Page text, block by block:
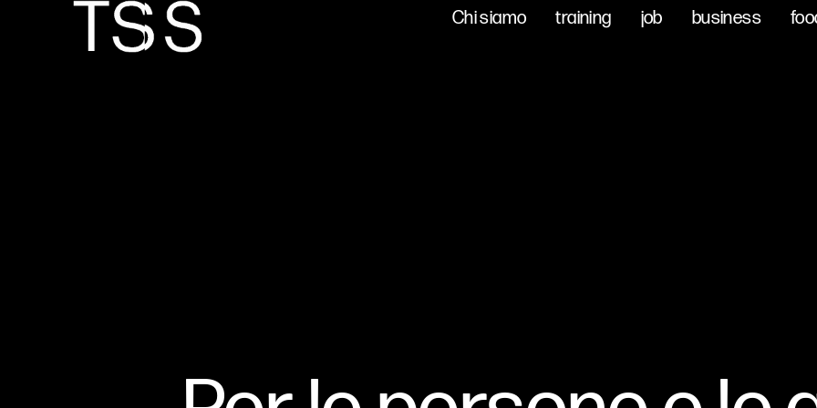
Chi siamo training job business
Chi siamo training job business